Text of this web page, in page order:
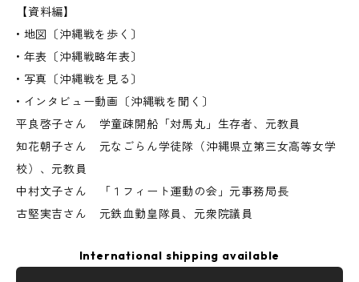
【資料編】
• 地図〔沖縄戦を歩く〕
• 年表〔沖縄戦略年表〕
• 写真〔沖縄戦を見る〕
• インタビュー動画〔沖縄戦を聞く〕
平良啓子さん 学童疎開船「対馬丸」生存者、元教員
知花朝子さん 元なごらん学徒隊（沖縄県立第三女高等女学
校）、元教員
中村文子さん 「１フィート運動の会」元事務局長
古堅実吉さん 元鉄血勤皇隊員、元衆院議員
International shipping available